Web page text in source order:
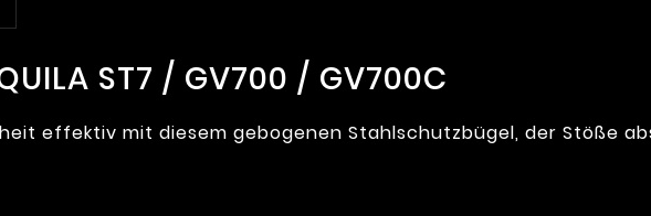
ST7 / GV700 / GV700C
effektiv mit diesem gebogenen Stahlschutzbügel, der Stöße